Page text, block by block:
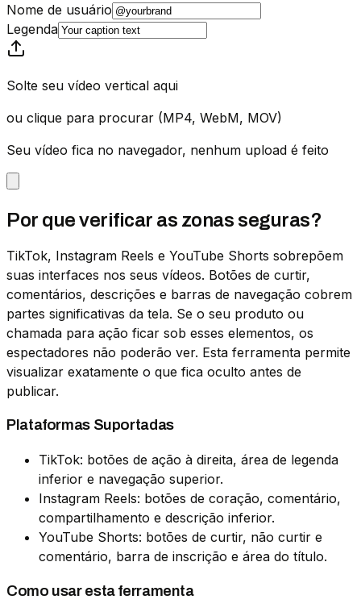
Nome de usuário
Legenda
Solte seu vídeo vertical aqui
ou clique para procurar (MP4, WebM, MOV)
Seu vídeo fica no navegador, nenhum upload é feito
Por que verificar as zonas seguras?
TikTok, Instagram Reels e YouTube Shorts sobrepõem
suas interfaces nos seus vídeos. Botões de curtir,
comentários, descrições e barras de navegação cobrem
partes significativas da tela. Se o seu produto ou
chamada para ação ficar sob esses elementos, os
espectadores não poderão ver. Esta ferramenta permite
visualizar exatamente o que fica oculto antes de
publicar.
Plataformas Suportadas
TikTok: botões de ação à direita, área de legenda
inferior e navegação superior.
Instagram Reels: botões de coração, comentário,
compartilhamento e descrição inferior.
YouTube Shorts: botões de curtir, não curtir e
comentário, barra de inscrição e área do título.
Como usar esta ferramenta